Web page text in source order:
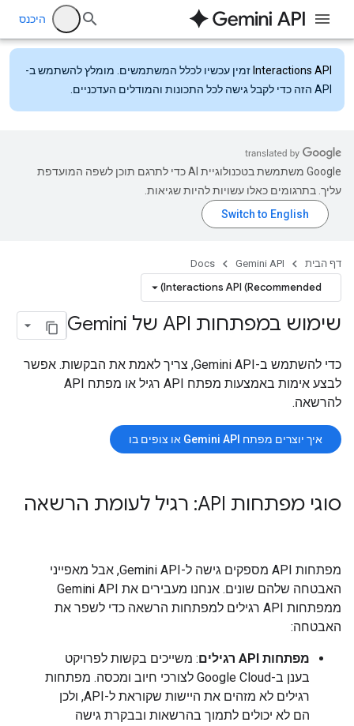
היכנס
Interactions API זמין עכשיו לכלל המשתמשים. מומלץ להשתמש ב-
API הזה כדי לקבל גישה לכל התכונות והמודלים העדכניים.
‫Google משתמשת בטכנולוגיית AI כדי לתרגם תוכן לשפה המועדפת
עליך. בתרגומים כאלו עשויות להיות שגיאות.
דף הבית Gemini API
Docs
Interactions API (Recommended)
שימוש במפתחות API של Gemini
כדי להשתמש ב-Gemini API, צריך לאמת את הבקשות. אפשר
לבצע אימות באמצעות מפתח API רגיל או מפתח API
להרשאה.
איך יוצרים מפתח Gemini API או צופים בו
סוגי מפתחות API: רגיל לעומת הרשאה
מפתחות API מספקים גישה ל-Gemini API, אבל מאפייני
האבטחה שלהם שונים. אנחנו מעבירים את Gemini API
ממפתחות API רגילים למפתחות הרשאה כדי לשפר את
האבטחה:
מפתחות API רגילים
: משייכים בקשות לפרויקט
בענן ב-Google Cloud לצורכי חיוב ומכסה. מפתחות
רגילים לא מזהים את היישות שקוראת ל-API, ולכן
הם לא יכולים לתמוך בהרשאות ובבקרת גישה